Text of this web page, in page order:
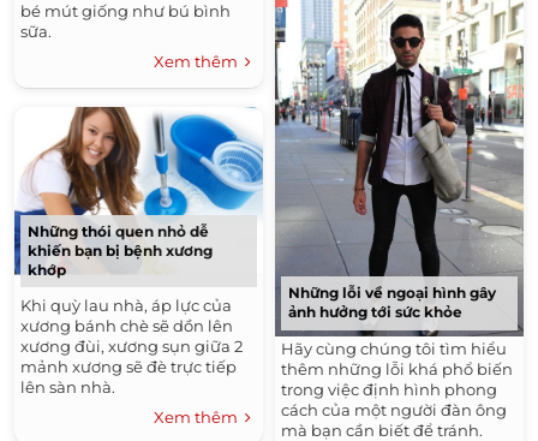
bé mút giống như bú bình
sữa.
Xem thêm
Những thói quen nhỏ dễ
khiến bạn bị bệnh xương
khớp
Khi quỳ lau nhà, áp lực của
xương bánh chè sẽ dồn lên
xương đùi, xương sụn giữa 2
mảnh xương sẽ đè trực tiếp
lên sàn nhà.
Xem thêm
Những lỗi về ngoại hình gây
ảnh hưởng tới sức khỏe
Hãy cùng chúng tôi tìm hiểu
thêm những lỗi khá phổ biến
trong việc định hình phong
cách của một người đàn ông
mà bạn cần biết để tránh.